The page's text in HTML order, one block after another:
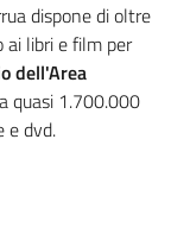
dispone di oltre
ai libri e film per
dell'Area
quasi 1.700.000
e dvd.